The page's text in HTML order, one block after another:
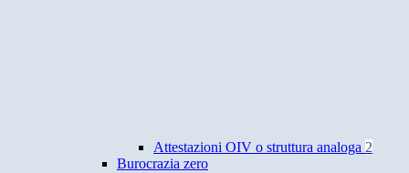
Attestazioni OIV o struttura analoga 2
Burocrazia zero